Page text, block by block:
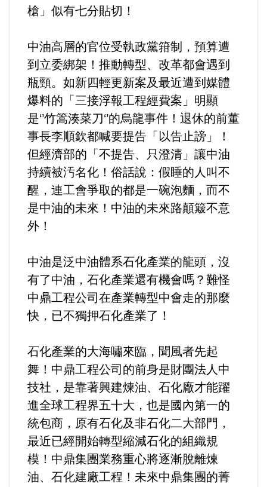
槍」似有七分貼切！
中油高層的官位受執政黨箝制，預算遭
到立委綁架！推動轉型、改革都會遇到
瓶頸。如新四輕更新案及最近遭到媒體
爆料的「三接浮報工程經費案」明顯
是‘’竹篙湊菜刀‘’的烏龍事件！退休的前董
事長李順欽都喊要提告「以告止謗」！
但經濟部的「不提告、只澄清」讓中油
持續被汚名化！俗話說：假睡的人叫不
醒，連工會爭取的都是一碗泡麵，而不
是中油的未來！中油的未來路顛簸不意
外！
中油是泛中油體系石化產業的龍頭，沒
有了中油，石化產業還有機會嗎？難怪
中鼎工程公司在產業轉型中會走的那麼
快，已不獨押石化產業了！
石化產業的大海嘯來臨，聞風者先起
舞！中鼎工程公司的前身是財團法人中
技社，是靠著興建煉油、石化廠才能躍
進全球工程界五十大，也是國內第一的
統包商，原有石化及非石化二大部門，
最近已經開始轉型縮減石化的組織規
模！中鼎集團業務重心將逐漸脫離煉
油、石化建廠工程！未來中鼎集團的菁